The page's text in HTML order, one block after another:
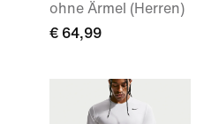
ohne Ärmel (Herren)
€ 64,99